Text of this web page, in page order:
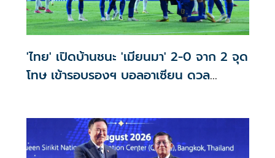
'ไทย' เปิดบ้านชนะ 'เมียนมา' 2-0 จาก 2 จุด
โทษ เข้ารอบรองฯ บอลอาเซียน ดวล